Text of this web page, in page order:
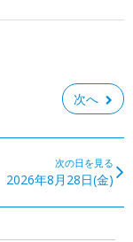
次へ
次の日を見る
2026年8月28日(金)